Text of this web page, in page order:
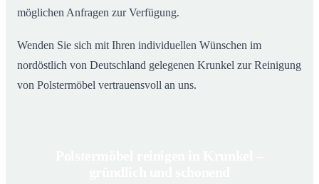
möglichen Anfragen zur Verfügung.
Wenden Sie sich mit Ihren individuellen Wünschen im
nordöstlich von Deutschland gelegenen Krunkel zur Reinigung
von Polstermöbel vertrauensvoll an uns.